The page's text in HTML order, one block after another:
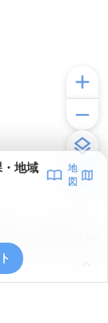
地域
地
図